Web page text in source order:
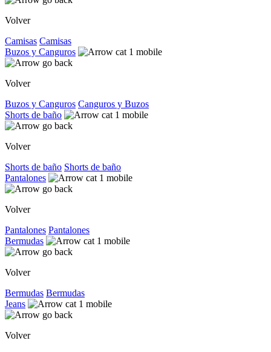
Volver
Camisas Camisas
Buzos y Canguros
Volver
Buzos y Canguros Canguros y Buzos
Shorts de baño
Volver
Shorts de baño Shorts de baño
Pantalones
Volver
Pantalones Pantalones
Bermudas
Volver
Bermudas Bermudas
Jeans
Volver